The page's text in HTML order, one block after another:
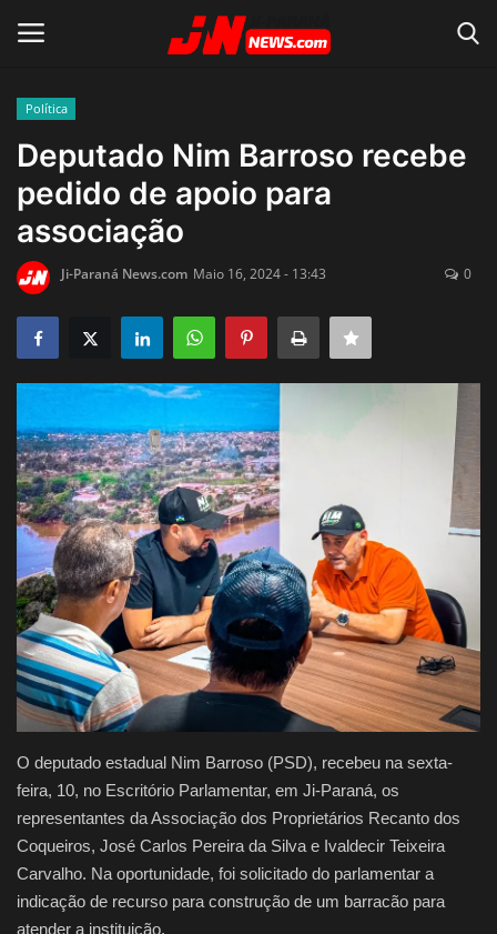
Home
Acidente
Polícia
Política
Justiça
Brasil
Educação
Galeria
Saúde
Política
Deputado Nim Barroso recebe
pedido de apoio para
associação
Ji-Paraná News.com Maio 16, 2024 - 13:43 0
O deputado estadual Nim Barroso (PSD), recebeu na sexta-
feira, 10, no Escritório Parlamentar, em Ji-Paraná, os
representantes da Associação dos Proprietários Recanto dos
Coqueiros, José Carlos Pereira da Silva e Ivaldecir Teixeira
Carvalho. Na oportunidade, foi solicitado do parlamentar a
indicação de recurso para construção de um barracão para
atender a instituição.